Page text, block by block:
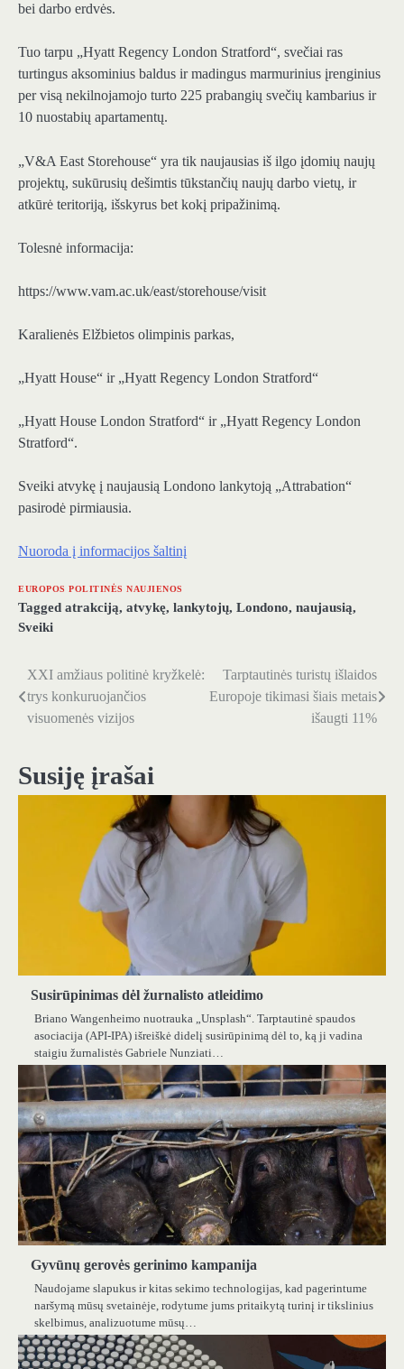
bei darbo erdvės.
Tuo tarpu „Hyatt Regency London Stratford“, svečiai ras
turtingus aksominius baldus ir madingus marmurinius įrenginius
per visą nekilnojamojo turto 225 prabangių svečių kambarius ir
10 nuostabių apartamentų.
„V&A East Storehouse“ yra tik naujausias iš ilgo įdomių naujų
projektų, sukūrusių dešimtis tūkstančių naujų darbo vietų, ir
atkūrė teritoriją, išskyrus bet kokį pripažinimą.
Tolesnė informacija:
https://www.vam.ac.uk/east/storehouse/visit
Karalienės Elžbietos olimpinis parkas,
„Hyatt House“ ir „Hyatt Regency London Stratford“
„Hyatt House London Stratford“ ir „Hyatt Regency London
Stratford“.
Sveiki atvykę į naujausią Londono lankytoją „Attrabation“
pasirodė pirmiausia.
Nuoroda į informacijos šaltinį
EUROPOS POLITINĖS NAUJIENOS
Tagged atrakciją, atvykę, lankytojų, Londono, naujausią,
Sveiki
Navigacija
tarp
XXI amžiaus politinė kryžkelė:
trys konkuruojančios
visuomenės vizijos
Tarptautinės turistų išlaidos
Europoje tikimasi šiais metais
išaugti 11%
Susiję įrašai
Susirūpinimas dėl žurnalisto atleidimo
Briano Wangenheimo nuotrauka „Unsplash“. Tarptautinė spaudos
asociacija (API-IPA) išreiškė didelį susirūpinimą dėl to, ką ji vadina
staigiu žurnalistės Gabriele Nunziati…
Gyvūnų gerovės gerinimo kampanija
Naudojame slapukus ir kitas sekimo technologijas, kad pagerintume
naršymą mūsų svetainėje, rodytume jums pritaikytą turinį ir tikslinius
skelbimus, analizuotume mūsų…